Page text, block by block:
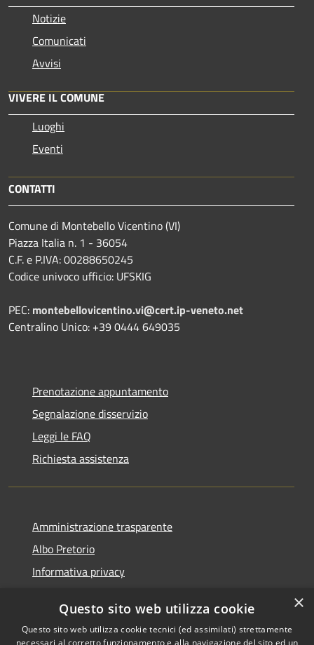
Notizie
Comunicati
Avvisi
VIVERE IL COMUNE
Luoghi
Eventi
CONTATTI
Comune di Montebello Vicentino (VI)
Piazza Italia n. 1 - 36054
C.F. e P.IVA: 00288650245
Codice univoco ufficio: UFSKIG
PEC: montebellovicentino.vi@cert.ip-veneto.net
Centralino Unico: +39 0444 649035
Prenotazione appuntamento
Segnalazione disservizio
Leggi le FAQ
Richiesta assistenza
Amministrazione trasparente
Albo Pretorio
Informativa privacy
Dichiarazione di accessibilità
×
Questo sito web utilizza cookie
Questo sito web utilizza cookie tecnici (ed assimilati) strettamente
necessari al corretto funzionamento e alla navigazione del sito ed un